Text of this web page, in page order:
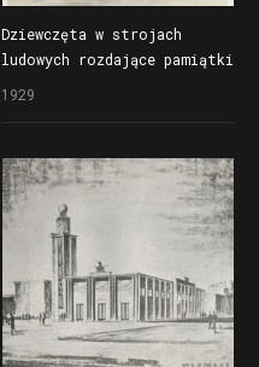
Dziewczęta w strojach
ludowych rozdające pamiątki
lub przedmioty reklamowe
1929